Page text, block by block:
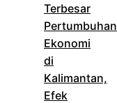
Terbesar
Pertumbuhan
Ekonomi
di
Kalimantan,
Efek